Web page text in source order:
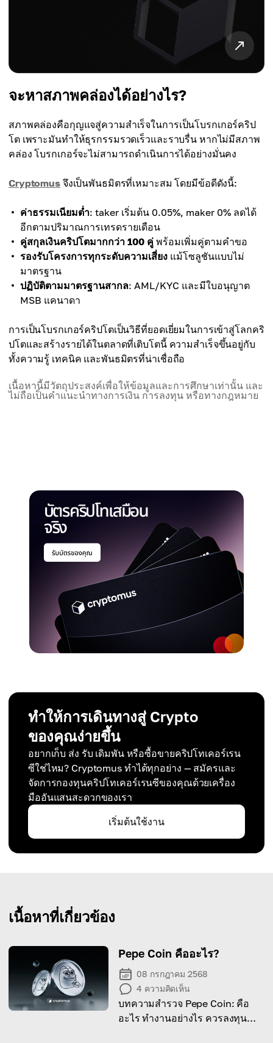
จะหาสภาพคล่องได้อย่างไร?
สภาพคล่องคือกุญแจสู่ความสำเร็จในการเป็นโบรกเกอร์คริป
โต เพราะมันทำให้ธุรกรรมรวดเร็วและราบรื่น หากไม่มีสภาพ
คล่อง โบรกเกอร์จะไม่สามารถดำเนินการได้อย่างมั่นคง
Cryptomusจึงเป็นพันธมิตรที่เหมาะสม โดยมีข้อดีดังนี้:
ค่าธรรมเนียมต่ำ: taker เริ่มต้น 0.05%, maker 0% ลดได้
อีกตามปริมาณการเทรดรายเดือน
คู่สกุลเงินคริปโตมากกว่า 100 คู่ พร้อมเพิ่มคู่ตามคำขอ
รองรับโครงการทุกระดับความเสี่ยง แม้โซลูชันแบบไม่
มาตรฐาน
ปฏิบัติตามมาตรฐานสากล: AML/KYC และมีใบอนุญาต
MSB แคนาดา
การเป็นโบรกเกอร์คริปโตเป็นวิธีที่ยอดเยี่ยมในการเข้าสู่โลกคริ
ปโตและสร้างรายได้ในตลาดที่เติบโตนี้ ความสำเร็จขึ้นอยู่กับ
ทั้งความรู้ เทคนิค และพันธมิตรที่น่าเชื่อถือ
เนื้อหานี้มีวัตถุประสงค์เพื่อให้ข้อมูลและการศึกษาเท่านั้น และ
ไม่ถือเป็นคำแนะนำทางการเงิน การลงทุน หรือทางกฎหมาย
ทำให้การเดินทางสู่ Crypto
ของคุณง่ายขึ้น
อยากเก็บ ส่ง รับ เดิมพัน หรือซื้อขายคริปโทเคอร์เรน
ซีใช่ไหม? Cryptomus ทำได้ทุกอย่าง — สมัครและ
จัดการกองทุนคริปโทเคอร์เรนซีของคุณด้วยเครื่อง
มืออันแสนสะดวกของเรา
เริ่มต้นใช้งาน
เนื้อหาที่เกี่ยวข้อง
Pepe Coin คืออะไร?
08 กรกฎาคม 2568
4 ความคิดเห็น
บทความสำรวจ Pepe Coin: คือ
อะไร ทำงานอย่างไร ควรลงทุน